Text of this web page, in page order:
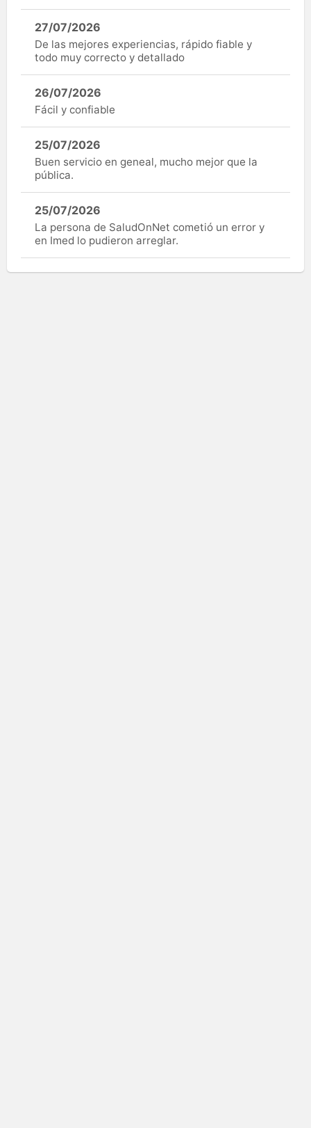
27/07/2026
De las mejores experiencias, rápido fiable y
todo muy correcto y detallado
26/07/2026
Fácil y confiable
25/07/2026
Buen servicio en geneal, mucho mejor que la
pública.
25/07/2026
La persona de SaludOnNet cometió un error y
en Imed lo pudieron arreglar.